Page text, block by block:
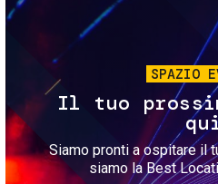
SPAZIO
Il tuo
Siamo pronti a ospitare il
siamo la Best